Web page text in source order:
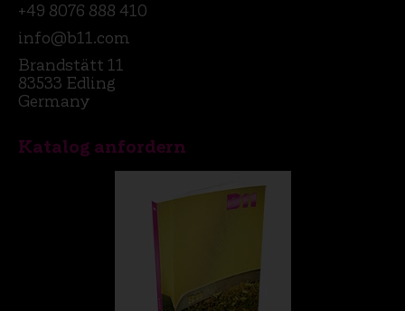
+49 8076 888 410
info@b11.com
Brandstätt 11
83533 Edling
Germany
Katalog anfordern